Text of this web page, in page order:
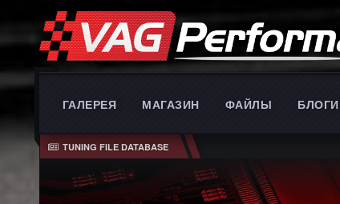
ГАЛЕРЕЯ МАГАЗИН ФАЙЛЫ БЛОГИ
TUNING FILE DATABASE